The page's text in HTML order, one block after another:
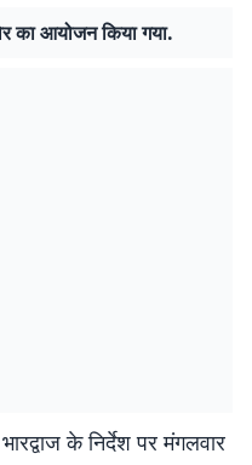
का आयोजन किया गया.
के निर्देश पर मंगलवार